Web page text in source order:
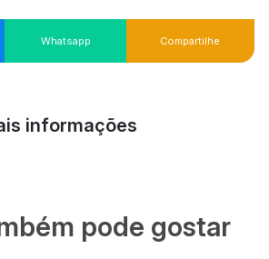
Whatsapp Compartilhe
informações
pode gostar